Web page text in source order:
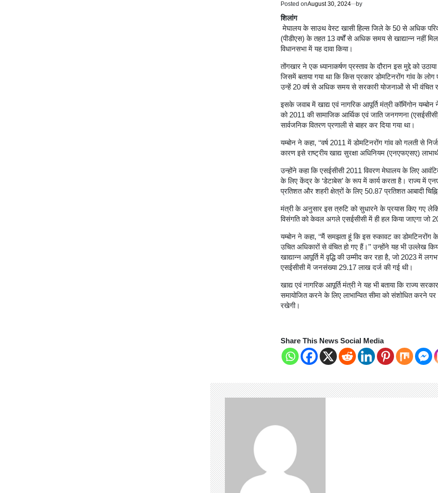
Posted onAugust 30, 2024 by
शिलांग
मेघालय के साउथ वेस्ट खासी हिल्स जिले के 50 से अधिक
(पीडीएस) के तहत 13 वर्षों से अधिक समय से खाद्यान्न नहीं
विधानसभा में यह दावा किया।
तोंगखार ने एक ध्यानाकर्षण प्रस्ताव के दौरान इस मुद्दे को
जिसमें बताया गया था कि किस प्रकार डोमटिनरोंग गांव के
उन्हें 20 वर्ष से अधिक समय से सरकारी योजनाओं से भी वंचित
इसके जवाब में खाद्य एवं नागरिक आपूर्ति मंत्री कॉमिंगोन यम्बोन
को 2011 की सामाजिक आर्थिक एवं जाति जनगणना
सार्वजनिक वितरण प्रणाली से बाहर कर दिया गया था।
यम्बोन ने कहा, ‘‘वर्ष 2011 में डोमटिनरोंग गांव को गलती से
कारण इसे राष्ट्रीय खाद्य सुरक्षा अधिनियम (एनएफएसए)
उन्होंने कहा कि एसईसीसी 2011 विवरण मेघालय के लिए
के लिए केंद्र के ‘डेटाबेस’ के रूप में कार्य करता है। राज्य में
प्रतिशत और शहरी क्षेत्रों के लिए 50.87 प्रतिशत आबादी
मंत्री के अनुसार इस त्रुटि को सुधारने के प्रयास किए गए
विसंगति को केवल अगले एसईसीसी में ही हल किया जाएगा जो
यम्बोन ने कहा, ‘‘मैं समझता हूं कि इस रुकावट का डोमटिनरोंग
उचित अधिकारों से वंचित हो गए हैं।’’ उन्होंने यह भी उल्लेख
खाद्यान्न आपूर्ति में वृद्धि की उम्मीद कर रहा है, जो 2023 में
एसईसीसी में जनसंख्या 29.17 लाख दर्ज की गई थी।
खाद्य एवं नागरिक आपूर्ति मंत्री ने यह भी बताया कि राज्य
समायोजित करने के लिए लाभान्वित सीमा को संशोधित करने
रखेगी।
Share This News Social Media